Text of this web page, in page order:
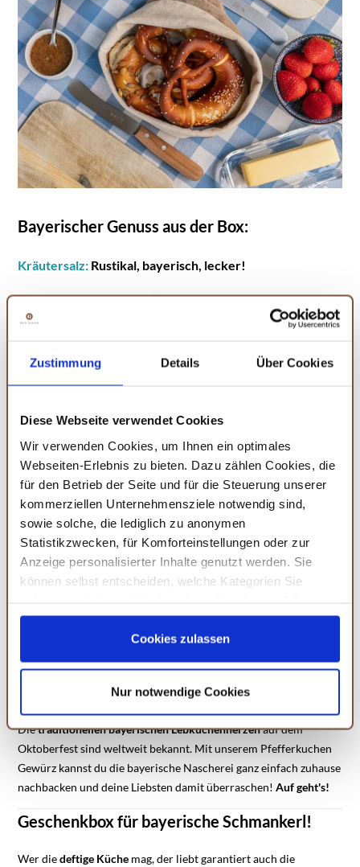
Zustimmung Details Über Cookies
Diese Webseite verwendet Cookies
Wir verwenden Cookies, um Ihnen ein optimales
Webseiten-Erlebnis zu bieten. Dazu zählen Cookies, die
für den Betrieb der Seite und für die Steuerung unserer
kommerziellen Unternehmensziele notwendig sind,
sowie solche, die lediglich zu anonymen
Statistikzwecken, für Komforteinstellungen oder zur
Anzeige personalisierter Inhalte genutzt werden. Sie
können selbst entscheiden, welche Kategorien Sie
Ihrer Einstellungen womöglich nicht mehr alle
Serviceleistungen auf der Seite zur Verfügung stehen.
Sie können Ihre Einwilligung selbstverständlich jederzeit
und diese abändern. Die Rechtmäßigkeit der aufgrund
der Einwilligung bis zum Widerruf erfolgten Verarbeitung
wird hiervon nicht berührt. Weitere Informationen finden
Sie in unserenDatenschutzhinweisen.
Cookies zulassen
Nur notwendige Cookies
Bayerischer Genuss aus der Box:
Kräutersalz: Rustikal, bayerisch, lecker!
Unser Kräutersalz bringt volls Mund Aroma auf den Tisch: feines
Salz trifft auf Tomate, Rosmarin, Basilikum und a bisserl Dill – für a
Fisch oder einfach überall dort, wo’s a Prise Bayern sein darf.
Wacholderbeeren:
Unsere Wacholderbeeren sind der perfekte Allrounder für die
bayerische Küche: Ganz oder fein gemahlen verleihen sie Wild,
dunklem Fleisch oder deftigen Schmankerln ihr unverwechselbar
herzhaft-süßlich-bitteres Aroma. Ob beim Mitkochen oder als
feine Würze – mit Wacholder wird jedes Gericht zum echten
Genuss.
Schnittlauch geschnitten: Bayerisches Ur-Gewürz
Fein geschnittener Schnittlauch – ein echterKlassiker der
den authentischen Geschmack Bayerns auf den Teller.
aromatisch, unverzichtbar!
Pfefferkuchen Gewürz:Bayerisches Lebkuchenherz
Dietraditionellen bayerischen Lebkuchenherzenauf dem
Oktoberfest sind weltweit bekannt. Mit unserem Pfefferkuchen
Gewürz kannst du die bayerische Nascherei ganz einfach zuhause
nachbacken und deine Liebsten damit überraschen!Auf geht's!
Geschenkbox für bayerische Schmankerl!
Wer diedeftige Küche mag, der liebt garantiert auch die